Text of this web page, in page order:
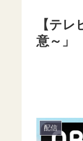
【テ
意～」
配信